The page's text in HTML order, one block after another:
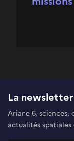
La
Ariane 6, sciences,
actualités spatiales